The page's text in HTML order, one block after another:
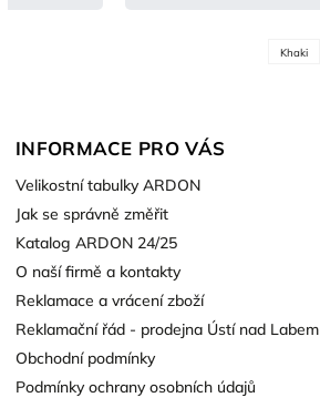
Khaki
INFORMACE PRO VÁS
Velikostní tabulky ARDON
Jak se správně změřit
Katalog ARDON 24/25
O naší firmě a kontakty
Reklamace a vrácení zboží
Reklamační řád - prodejna Ústí nad Labem
Obchodní podmínky
Podmínky ochrany osobních údajů